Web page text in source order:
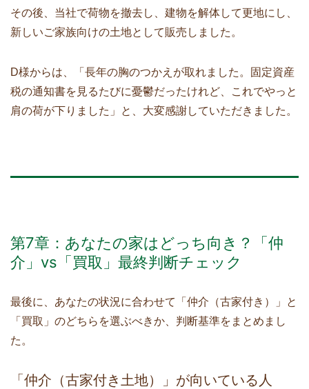
その後、当社で荷物を撤去し、建物を解体して更地にし、
新しいご家族向けの土地として販売しました。
D様からは、「長年の胸のつかえが取れました。固定資産
税の通知書を見るたびに憂鬱だったけれど、これでやっと
肩の荷が下りました」と、大変感謝していただきました。
第7章：あなたの家はどっち向き？「仲
介」vs「買取」最終判断チェック
最後に、あなたの状況に合わせて「仲介（古家付き）」と
「買取」のどちらを選ぶべきか、判断基準をまとめまし
た。
「仲介（古家付き土地）」が向いている人